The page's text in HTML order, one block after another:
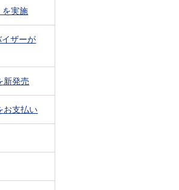
を実施
ザーが
新発売
お支払い